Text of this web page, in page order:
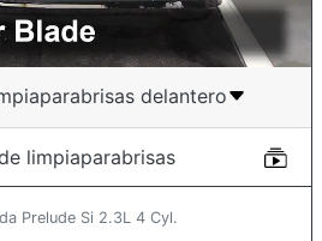
delantero
limpiaparabrisas
Prelude Si 2.3L 4 Cyl.